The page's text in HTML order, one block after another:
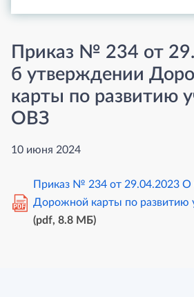
Приказ № 234 от
б утверждении
карты по развитию
ОВЗ
10 июня 2024
PDF
Приказ № 234 от 29.04.2023 О
Дорожной карты по развитию
(pdf, 8.8 MБ)